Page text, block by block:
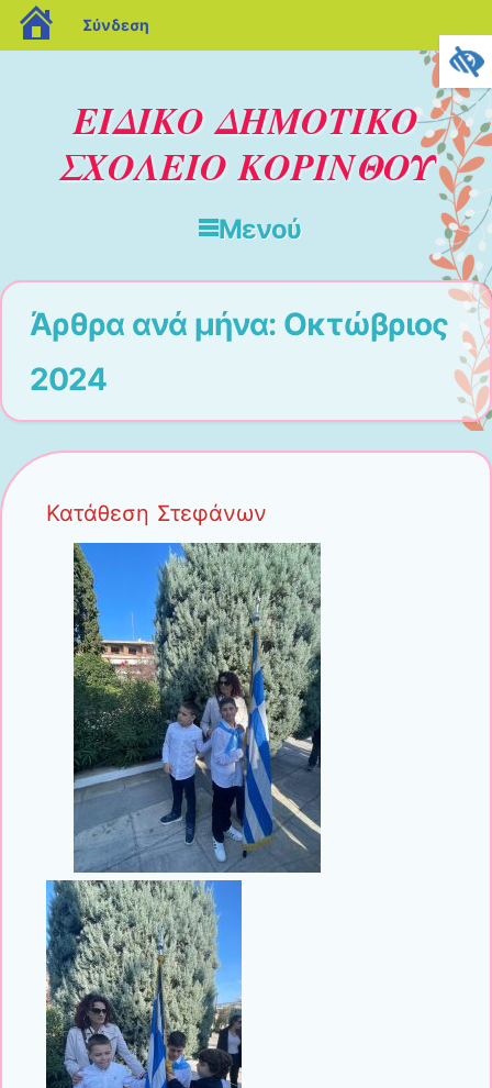
ΕΙΔΙΚΟ ΔΗΜΟΤΙΚΟ
ΣΧΟΛΕΙΟ ΚΟΡΙΝΘΟΥ
Μενού
Άρθρα ανά μήνα: Οκτώβριος
2024
Κατάθεση Στεφάνων
blogs.sch.gr
Σύνδεση